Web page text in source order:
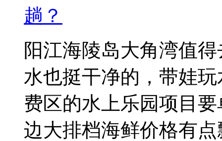
趟？
阳江海陵岛大角湾值
水也挺干净的，带娃
费区的水上乐园项目
边大排档海鲜价格有